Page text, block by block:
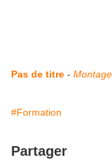
Pas de titre -
#Formation
Partager